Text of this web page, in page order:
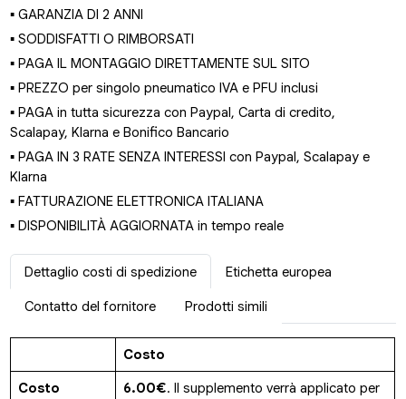
▪ GARANZIA DI 2 ANNI
▪ SODDISFATTI O RIMBORSATI
▪ PAGA IL MONTAGGIO DIRETTAMENTE SUL SITO
▪ PREZZO per singolo pneumatico IVA e PFU inclusi
▪ PAGA in tutta sicurezza con Paypal, Carta di credito,
Scalapay, Klarna e Bonifico Bancario
▪ PAGA IN 3 RATE SENZA INTERESSI con Paypal, Scalapay e
Klarna
▪ FATTURAZIONE ELETTRONICA ITALIANA
▪ DISPONIBILITÀ AGGIORNATA in tempo reale
Dettaglio costi di spedizione Etichetta europea
Contatto del fornitore Prodotti simili
Costo
Costo
6.00€. Il supplemento verrà applicato per